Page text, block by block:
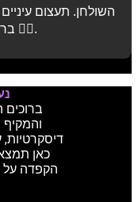
השולחן. תעצום
ברוך שמלטף את הנשמה 💆‍♂️.
והמקיף
דיסקרטיות,
כאן
הקפדה על